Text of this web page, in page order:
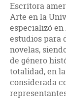
Escritora
Arte en la
especializó
estudios para
novelas,
de género
totalidad, en
considerada